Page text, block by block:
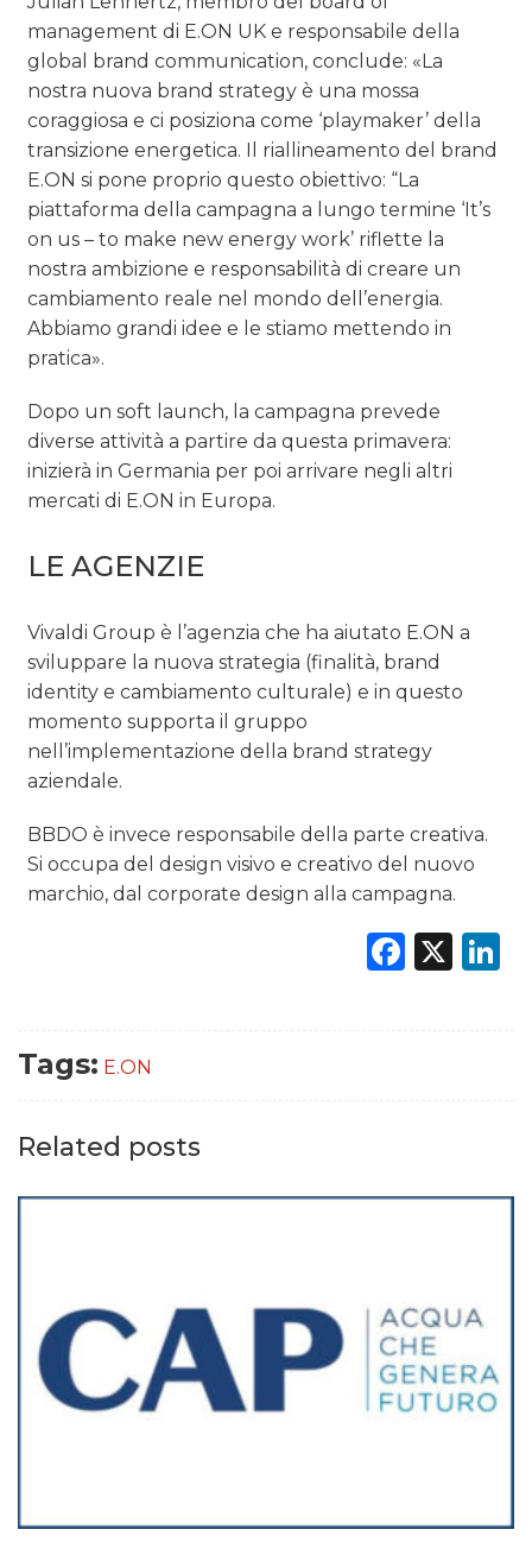
management di E.ON UK e responsabile della
global brand communication, conclude: «La
nostra nuova brand strategy è una mossa
coraggiosa e ci posiziona come ‘playmaker’ della
transizione energetica. Il riallineamento del brand
E.ON si pone proprio questo obiettivo: “La
piattaforma della campagna a lungo termine ‘It’s
on us – to make new energy work’ riflette la
nostra ambizione e responsabilità di creare un
cambiamento reale nel mondo dell’energia.
Abbiamo grandi idee e le stiamo mettendo in
pratica».
Dopo un soft launch, la campagna prevede
diverse attività a partire da questa primavera:
inizierà in Germania per poi arrivare negli altri
mercati di E.ON in Europa.
LE AGENZIE
Vivaldi Group è l’agenzia che ha aiutato E.ON a
sviluppare la nuova strategia (finalità, brand
identity e cambiamento culturale) e in questo
momento supporta il gruppo
nell’implementazione della brand strategy
aziendale.
BBDO è invece responsabile della parte creativa.
Si occupa del design visivo e creativo del nuovo
marchio, dal corporate design alla campagna.
X
Tags: E.ON
Related posts